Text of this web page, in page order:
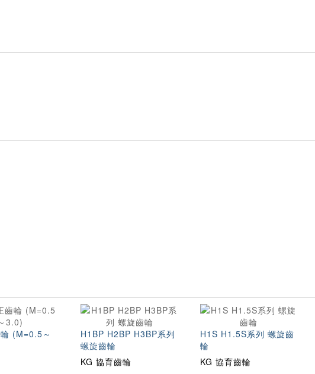
(M=0.5～
H1BP H2BP H3BP系列
螺旋齒輪
KG 協育齒輪
H1S H1.5S系列 螺旋齒
輪
KG 協育齒輪